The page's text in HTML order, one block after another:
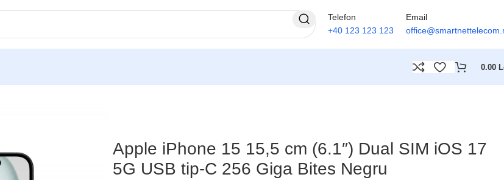
Telefon
+40 123 123 123
Email
0.00
Apple iPhone 15 15,5 cm (6.1″) Dual SIM iOS 17
5G USB tip-C 256 Giga Bites Negru